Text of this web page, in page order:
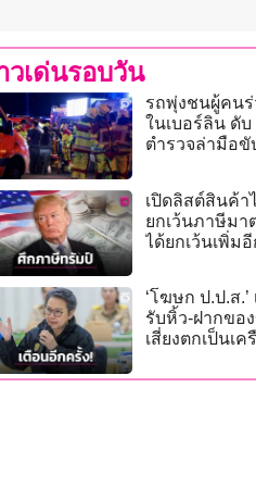
วเด่นรอบวัน
รถพุ่งชนผู้คน
ในเบอร์ลิน ดับ
ตำรวจล่ามือ
เปิดลิสต์สินค้า
ยกเว้นภาษีมา
ได้ยกเว้นเพิ่ม
‘โฆษก ป.ป.ส
รับหิ้ว-ฝากขอ
เสี่ยงตกเป็นเ